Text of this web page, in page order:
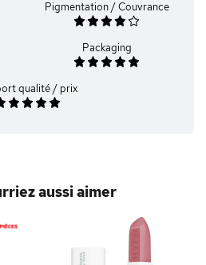
Pigmentation / Couvrance
Packaging
qualité / prix
aussi aimer